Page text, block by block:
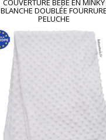
COUVERTURE BÉBÉ EN MINKY
BLANCHE DOUBLÉE FOURRURE
PELUCHE